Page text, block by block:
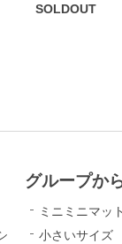
SOLDOUT
グループか
ミニミニマッ
小さいサイズ